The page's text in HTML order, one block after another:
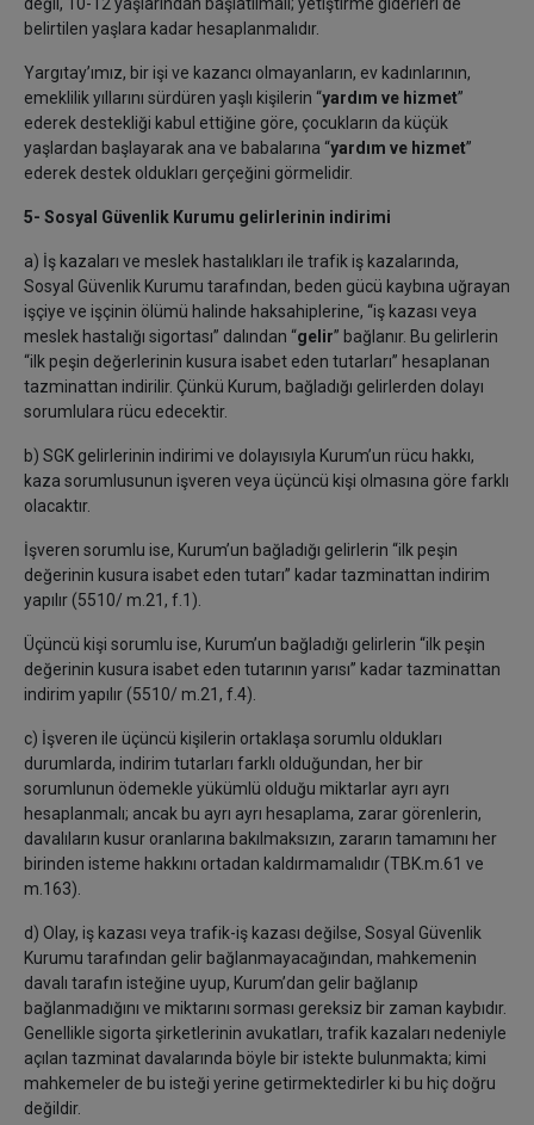
değil, 10-12 yaşlarından başlatılmalı; yetiştirme giderleri de
belirtilen yaşlara kadar hesaplanmalıdır.
Yargıtay’ımız, bir işi ve kazancı olmayanların, ev kadınlarının,
emeklilik yıllarını sürdüren yaşlı kişilerin “yardım ve hizmet”
ederek destekliği kabul ettiğine göre, çocukların da küçük
yaşlardan başlayarak ana ve babalarına “yardım ve hizmet”
ederek destek oldukları gerçeğini görmelidir.
5- Sosyal Güvenlik Kurumu gelirlerinin indirimi
a) İş kazaları ve meslek hastalıkları ile trafik iş kazalarında,
Sosyal Güvenlik Kurumu tarafından, beden gücü kaybına uğrayan
işçiye ve işçinin ölümü halinde haksahiplerine, “iş kazası veya
meslek hastalığı sigortası” dalından “gelir” bağlanır. Bu gelirlerin
“ilk peşin değerlerinin kusura isabet eden tutarları” hesaplanan
tazminattan indirilir. Çünkü Kurum, bağladığı gelirlerden dolayı
sorumlulara rücu edecektir.
b) SGK gelirlerinin indirimi ve dolayısıyla Kurum’un rücu hakkı,
kaza sorumlusunun işveren veya üçüncü kişi olmasına göre farklı
olacaktır.
İşveren sorumlu ise, Kurum’un bağladığı gelirlerin “ilk peşin
değerinin kusura isabet eden tutarı” kadar tazminattan indirim
yapılır (5510/ m.21, f.1).
Üçüncü kişi sorumlu ise, Kurum’un bağladığı gelirlerin “ilk peşin
değerinin kusura isabet eden tutarının yarısı” kadar tazminattan
indirim yapılır (5510/ m.21, f.4).
c) İşveren ile üçüncü kişilerin ortaklaşa sorumlu oldukları
durumlarda, indirim tutarları farklı olduğundan, her bir
sorumlunun ödemekle yükümlü olduğu miktarlar ayrı ayrı
hesaplanmalı; ancak bu ayrı ayrı hesaplama, zarar görenlerin,
davalıların kusur oranlarına bakılmaksızın, zararın tamamını her
birinden isteme hakkını ortadan kaldırmamalıdır (TBK.m.61 ve
m.163).
d) Olay, iş kazası veya trafik-iş kazası değilse, Sosyal Güvenlik
Kurumu tarafından gelir bağlanmayacağından, mahkemenin
davalı tarafın isteğine uyup, Kurum’dan gelir bağlanıp
bağlanmadığını ve miktarını sorması gereksiz bir zaman kaybıdır.
Genellikle sigorta şirketlerinin avukatları, trafik kazaları nedeniyle
açılan tazminat davalarında böyle bir istekte bulunmakta; kimi
mahkemeler de bu isteği yerine getirmektedirler ki bu hiç doğru
değildir.